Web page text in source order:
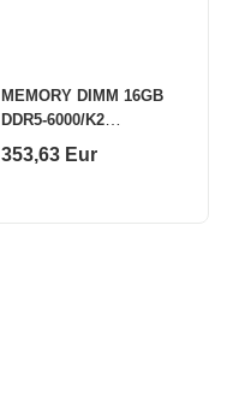
MEMORY DIMM 16GB
DDR5-6000/K2
KF560C36BBEAK2-16
KINGSTON
353,63 Eur